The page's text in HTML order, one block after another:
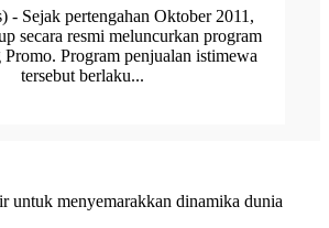
- Sejak pertengahan Oktober 2011,
secara resmi meluncurkan program
Program penjualan istimewa
tersebut berlaku...
untuk menyemarakkan dinamika dunia